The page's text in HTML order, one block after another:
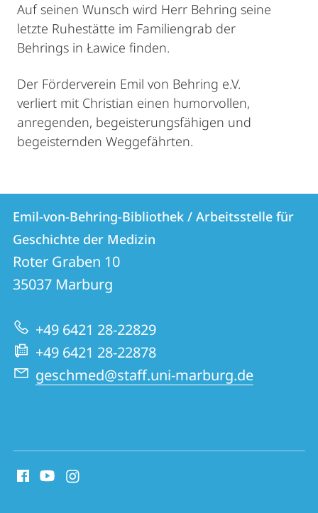
Auf seinen Wunsch wird Herr Behring seine
letzte Ruhestätte im Familiengrab der
Behrings in Ławice finden.
Der Förderverein Emil von Behring e.V.
verliert mit Christian einen humorvollen,
anregenden, begeisterungsfähigen und
begeisternden Weggefährten.
Kontakt
und
Informationen
zur
Website
Kontaktinformationen
Emil-
von-
Behring-
/
Arbeitsstelle
für
Geschichte
Emil-von-Behring-Bibliothek / Arbeitsstelle für
Geschichte der Medizin
Roter Graben 10
35037 Marburg
+49 6421 28-22829
+49 6421 28-22878
geschmed@staff.uni-marburg.de
Media